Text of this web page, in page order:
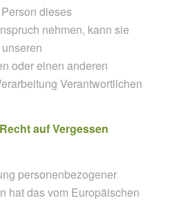
dieses
nehmen, kann sie
oder einen anderen
Verantwortlichen
auf Vergessen
personenbezogener
hat das vom Europäischen